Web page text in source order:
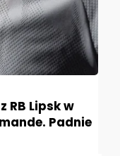
RB Lipsk w
Padnie